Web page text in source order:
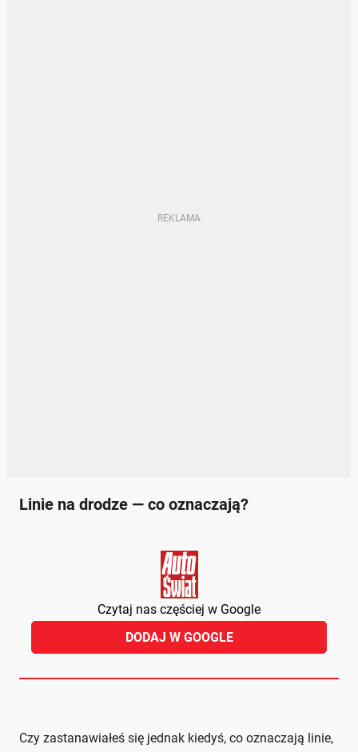
Linie na drodze — co oznaczają?
Czytaj nas częściej w Google
DODAJ W GOOGLE
Czy zastanawiałeś się jednak kiedyś, co oznaczają linie,